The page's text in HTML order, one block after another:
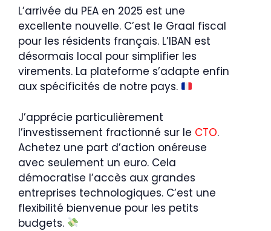
L’arrivée du PEA en 2025 est une
excellente nouvelle. C’est le Graal fiscal
pour les résidents français. L’IBAN est
désormais local pour simplifier les
virements. La plateforme s’adapte enfin
aux spécificités de notre pays.
J’apprécie particulièrement
l’investissement fractionné sur le CTO.
Achetez une part d’action onéreuse
avec seulement un euro. Cela
démocratise l’accès aux grandes
entreprises technologiques. C’est une
flexibilité bienvenue pour les petits
budgets.